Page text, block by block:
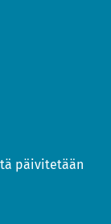
päivitetään